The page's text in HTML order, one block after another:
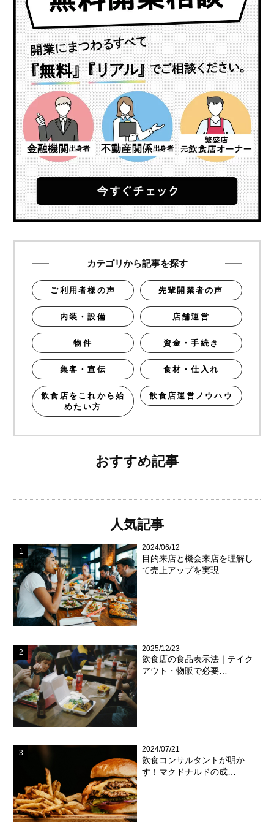
カテゴリから記事を探す
ご利用者様の声 先輩開業者の声
内装・設備 店舗運営
物件 資金・手続き
集客・宣伝 食材・仕入れ
飲食店をこれから始
めたい方
飲食店運営ノウハウ
おすすめ記事
人気記事
2024/06/12
目的来店と機会来店を理解し
て売上アップを実現…
2025/12/23
飲食店の食品表示法｜テイク
アウト・物販で必要…
2024/07/21
飲食コンサルタントが明か
す！マクドナルドの成…